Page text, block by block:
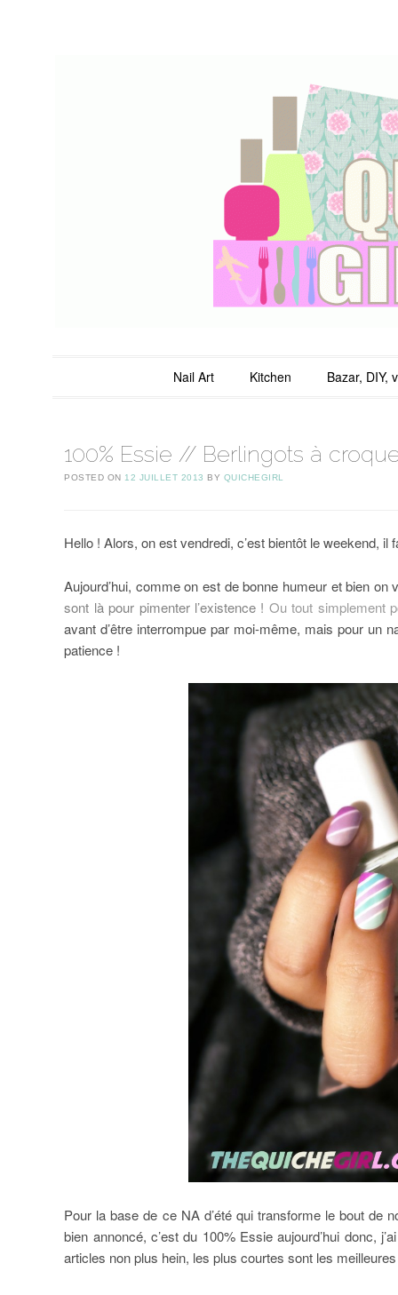
QuicheGirl
Nail Art Kitchen Bazar, DIY,
100% Essie // Berlingots à
POSTED ON 12 JUILLET 2013 BY QUICHEGIRL
Hello ! Alors, on est vendredi, c’est bientôt le weekend,
Aujourd’hui, comme on est de bonne humeur et bien
sont là pour pimenter l’existence ! Ou tout simplement
avant d’être interrompue par moi-même, mais pour un
patience !
Pour la base de ce NA d’été qui transforme le bout de
bien annoncé, c’est du 100% Essie aujourd’hui
articles non plus hein, les plus courtes sont les